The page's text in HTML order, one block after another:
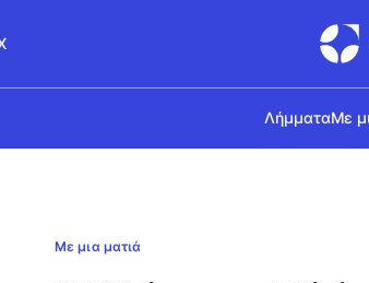
ΛήμματαΜε
Με μια ματιά